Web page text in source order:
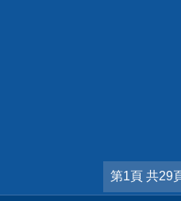
第1頁 共29